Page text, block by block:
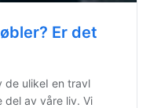
Er det
de ulikeI en travl
del av våre liv. Vi